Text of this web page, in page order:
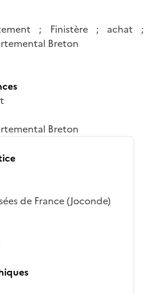
; Finistère ; achat ;
Breton
Breton
de France (Joconde)